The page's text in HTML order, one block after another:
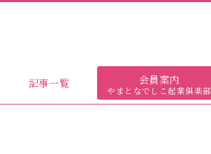
記事一覧 会員案内
やまとなでしこ起業俱楽部